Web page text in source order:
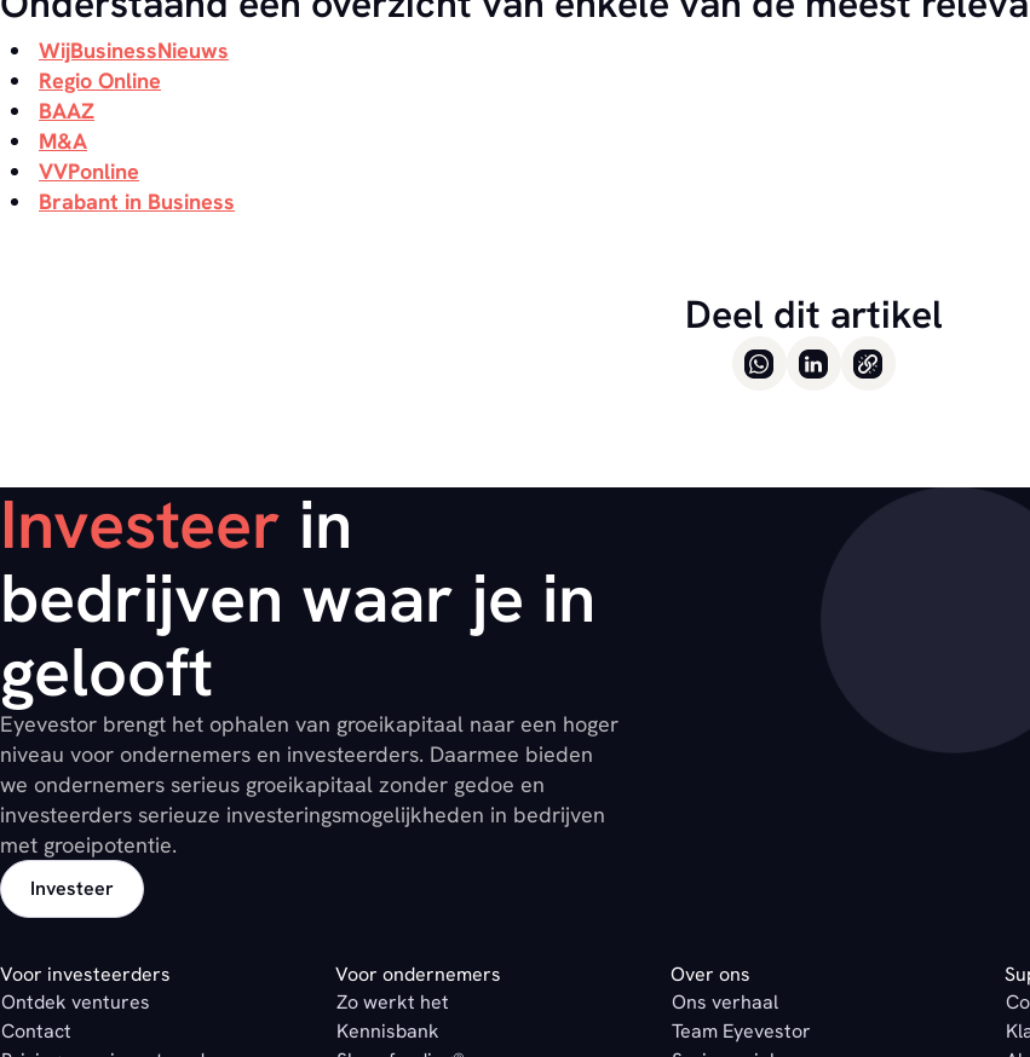
WijBusinessNieuws
Regio Online
BAAZ
M&A
VVPonline
Brabant in Business
Deel dit artikel
Investeer in
bedrijven waar je in
gelooft
Eyevestor brengt het ophalen van groeikapitaal naar een hoger
niveau voor ondernemers en investeerders. Daarmee bieden
we ondernemers serieus groeikapitaal zonder gedoe en
investeerders serieuze investeringsmogelijkheden in bedrijven
met groeipotentie.
Investeer
Voor investeerders
Ontdek ventures
Contact
Voor ondernemers
Zo werkt het
Kennisbank
Over ons
Ons verhaal
Team Eyevestor